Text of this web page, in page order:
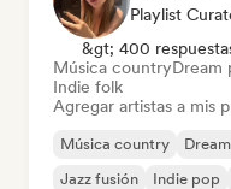
Playlist
&gt; 400
Música countryDream
Indie folk
Agregar artistas a mis
Música country
Jazz fusión
Indie pop